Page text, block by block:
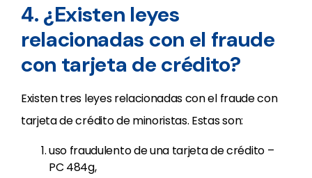
4. ¿Existen leyes
relacionadas con el fraude
con tarjeta de crédito?
Existen tres leyes relacionadas con el fraude con
tarjeta de crédito de minoristas. Estas son:
uso fraudulento de una tarjeta de crédito –
PC 484g,